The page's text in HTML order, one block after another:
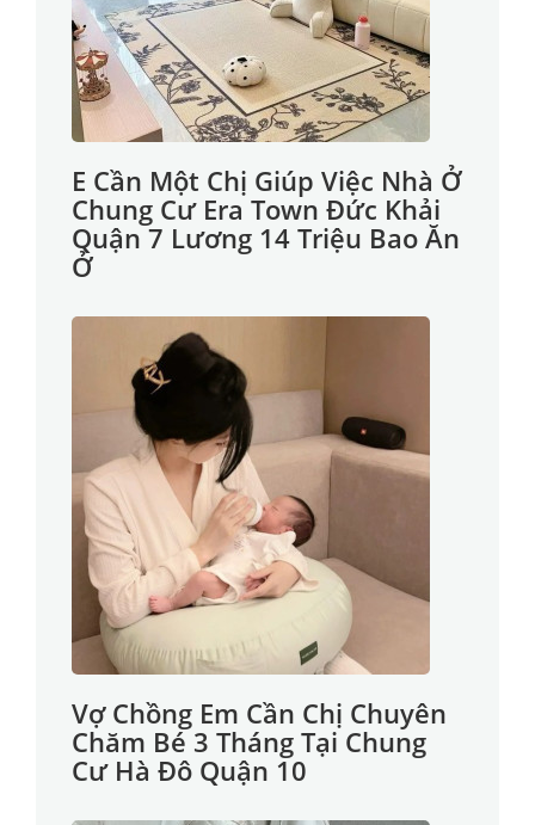
E Cần Một Chị Giúp Việc Nhà Ở
Chung Cư Era Town Đức Khải
Quận 7 Lương 14 Triệu Bao Ăn
Ở
Vợ Chồng Em Cần Chị Chuyên
Chăm Bé 3 Tháng Tại Chung
Cư Hà Đô Quận 10